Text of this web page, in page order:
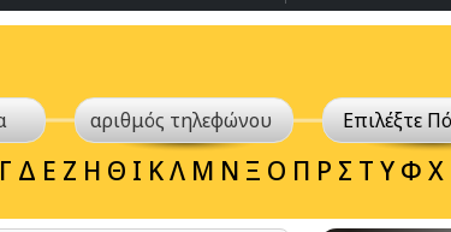
Γ Δ Ε Ζ Η Θ Ι ΚΛ Μ Ν Ξ Ο Π Ρ Σ Τ Υ Φ Χ